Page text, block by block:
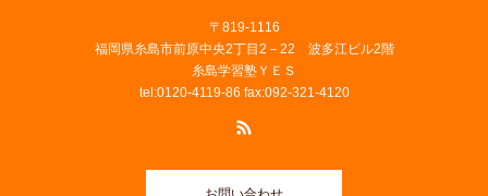
〒819‐1116
福岡県糸島市前原中央2丁目2－22 波多江ビル2階
糸島学習塾ＹＥＳ
tel:0120-4119-86 fax:092-321-4120